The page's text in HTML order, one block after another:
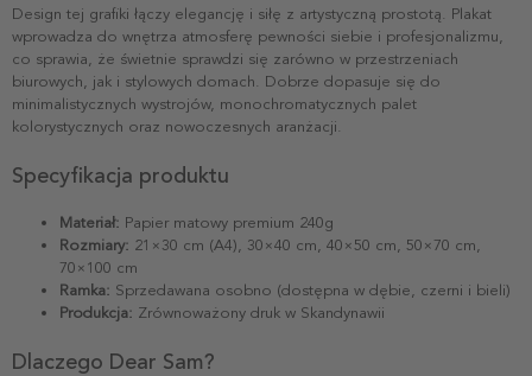
Design tej grafiki łączy elegancję i siłę z artystyczną prostotą. Plakat
wprowadza do wnętrza atmosferę pewności siebie i profesjonalizmu,
co sprawia, że świetnie sprawdzi się zarówno w przestrzeniach
biurowych, jak i stylowych domach. Dobrze dopasuje się do
minimalistycznych wystrojów, monochromatycznych palet
kolorystycznych oraz nowoczesnych aranżacji.
Specyfikacja produktu
Materiał: Papier matowy premium 240g
Rozmiary: 21×30 cm (A4), 30×40 cm, 40×50 cm, 50×70 cm,
70×100 cm
Ramka: Sprzedawana osobno (dostępna w dębie, czerni i bieli)
Produkcja: Zrównoważony druk w Skandynawii
Dlaczego Dear Sam?